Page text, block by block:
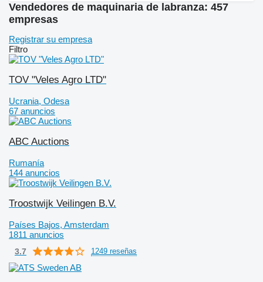
Vendedores de maquinaria de labranza: 457
empresas
Registrar su empresa
Filtro
TOV "Veles Agro LTD"
Ucrania, Odesa
67 anuncios
ABC Auctions
Rumanía
144 anuncios
Troostwijk Veilingen B.V.
Países Bajos, Amsterdam
1811 anuncios
3.7 1249 reseñas